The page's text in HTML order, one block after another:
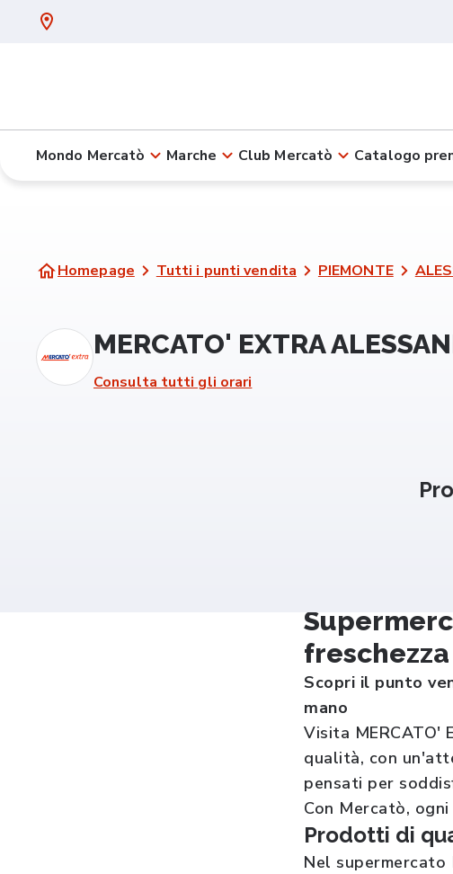
Mondo Mercatò Marche Club Mercatò Catalogo
Homepage Tutti i punti vendita PIEMONTE
MERCATO' EXTRA
Consulta tutti gli orari
Scopri il punto
mano
Visita MERCATO'
qualità, con
pensati per
Con Mercatò,
Prodotti di
Nel supermercato